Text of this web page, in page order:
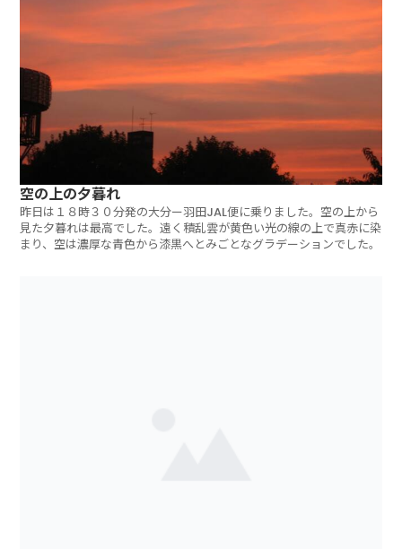
空の上の夕暮れ
昨日は１８時３０分発の大分ー羽田JAL便に乗りました。空の上から
見た夕暮れは最高でした。遠く積乱雲が黄色い光の線の上で真赤に染
まり、空は濃厚な青色から漆黒へとみごとなグラデーションでした。